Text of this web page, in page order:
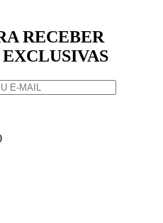
RECEBER
EXCLUSIVAS